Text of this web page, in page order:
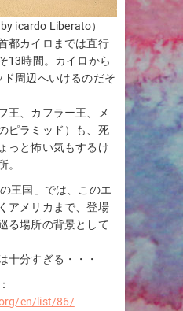
icardo Liberato）
都カイロまでは直行
13時間。カイロから
周辺へいけるのだそ
フ王、カフラー王、メ
ピラミッド）も、死
っと怖い気もするけ
。
王国」では、このエ
アメリカまで、登場
る場所の背景として
十分すぎる・・・
en/list/86/